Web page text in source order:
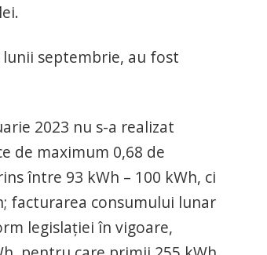
septembrie, au fost
2023 nu s-a realizat
de maximum 0,68 de
între 93 kWh – 100 kWh, ci
facturarea consumului lunar
legislaţiei în vigoare,